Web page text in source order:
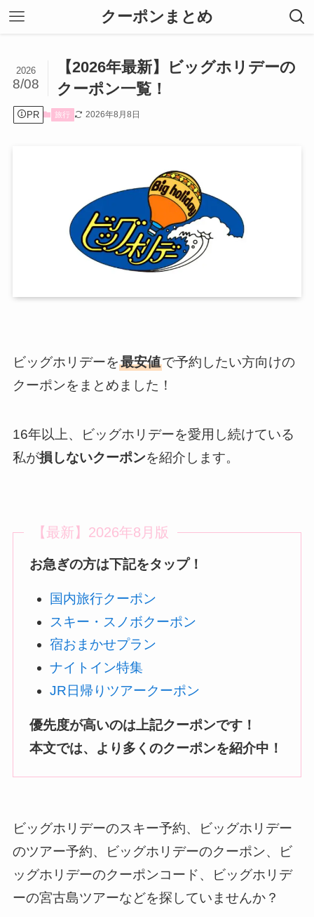
クーポンまとめ
【2026年最新】ビッグホリデーの
クーポン一覧！
2026
8/08
PR 旅行 2026年8月8日
ビッグホリデーを最安値で予約したい方向けの
クーポンをまとめました！
16年以上、ビッグホリデーを愛用し続けている
私が損しないクーポンを紹介します。
【最新】2026年8月版
お急ぎの方は下記をタップ！
国内旅行クーポン
スキー・スノボクーポン
宿おまかせプラン
ナイトイン特集
JR日帰りツアークーポン
優先度が高いのは上記クーポンです！
本文では、より多くのクーポンを紹介中！
ビッグホリデーのスキー予約、ビッグホリデー
のツアー予約、ビッグホリデーのクーポン、ビ
ッグホリデーのクーポンコード、ビッグホリデ
ーの宮古島ツアーなどを探していませんか？